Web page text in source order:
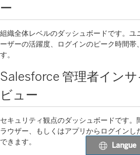
ー
組織全体レベルのダッシュボードです。ユ
ーザーの活躍度、ログインのピーク時間帯
す。
Salesforce 管理者イン
ビュー
セキュリティ観点のダッシュボードです
ラウザー、もしくはアプリからログイン
できます。
Langue